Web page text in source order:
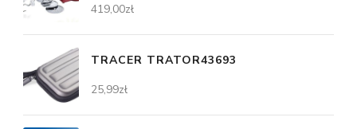
419,00zł
TRACER TRATOR43693
25,99zł